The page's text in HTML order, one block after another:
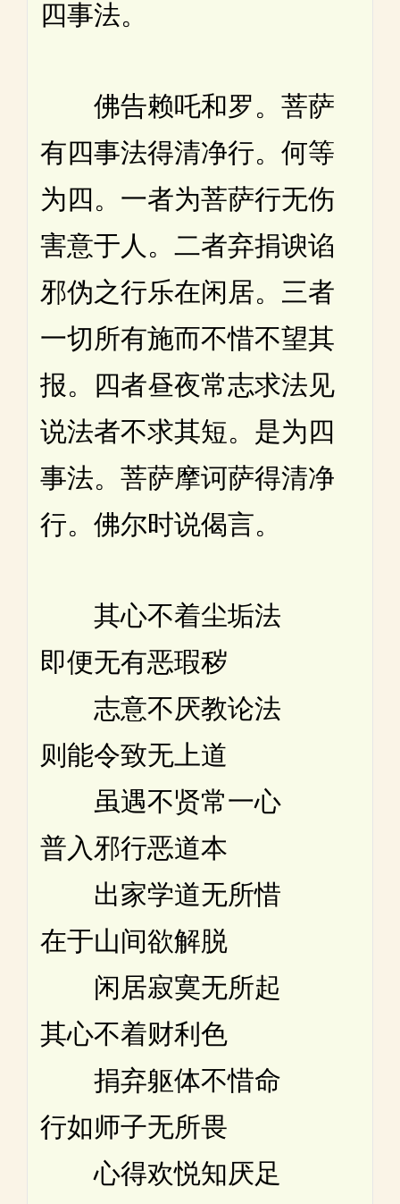
四事法。
佛告赖吒和罗。菩萨
有四事法得清净行。何等
为四。一者为菩萨行无伤
害意于人。二者弃捐谀谄
邪伪之行乐在闲居。三者
一切所有施而不惜不望其
报。四者昼夜常志求法见
说法者不求其短。是为四
事法。菩萨摩诃萨得清净
行。佛尔时说偈言。
其心不着尘垢法
即便无有恶瑕秽
志意不厌教论法
则能令致无上道
虽遇不贤常一心
普入邪行恶道本
出家学道无所惜
在于山间欲解脱
闲居寂寞无所起
其心不着财利色
捐弃躯体不惜命
行如师子无所畏
心得欢悦知厌足